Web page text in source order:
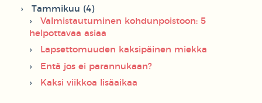
Tammikuu (4)
Valmistautuminen kohdunpoistoon: 5
helpottavaa asiaa
Lapsettomuuden kaksipäinen miekka
Entä jos ei parannukaan?
Kaksi viikkoa lisäaikaa